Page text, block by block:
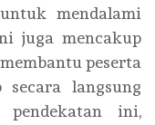
mendalami
juga mencakup
peserta
secara langsung
ini,